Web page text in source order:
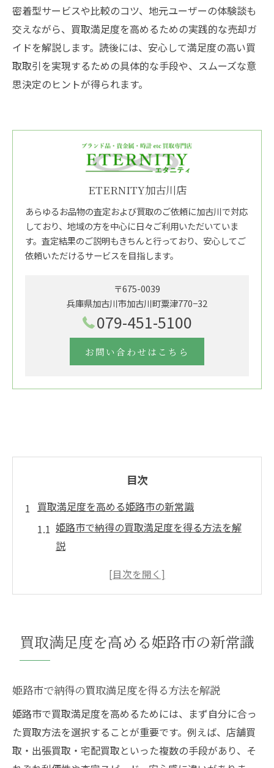
密着型サービスや比較のコツ、地元ユーザーの体験談も
交えながら、買取満足度を高めるための実践的な売却ガ
イドを解説します。読後には、安心して満足度の高い買
取取引を実現するための具体的な手段や、スムーズな意
思決定のヒントが得られます。
ETERNITY加古川店
あらゆるお品物の査定および買取のご依頼に加古川で対応
しており、地域の方を中心に日々ご利用いただいていま
す。査定結果のご説明もきちんと行っており、安心してご
依頼いただけるサービスを目指します。
〒675-0039
兵庫県加古川市加古川町粟津770−32
079-451-5100
お問い合わせはこちら
目次
買取満足度を高める姫路市の新常識
姫路市で納得の買取満足度を得る方法を解
説
地域密着型買取サービスが満足度向上の鍵
口コミを活用した納得の買取体験
ぶ
姫路の買取体験談から学ぶ満足度アップ術
口コミをもとにした買取サービスの比較法
納得の買取には口コミチェックが必須
買取満足度を高める姫路市の新常識
姫路市で納得の買取満足度を得る方法を解説
姫路市で買取満足度を高めるためには、まず自分に合っ
た買取方法を選択することが重要です。例えば、店舗買
取・出張買取・宅配買取といった複数の手段があり、そ